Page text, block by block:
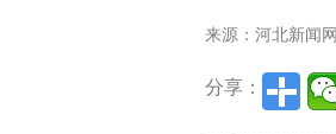
来源：河北新闻网
分享：